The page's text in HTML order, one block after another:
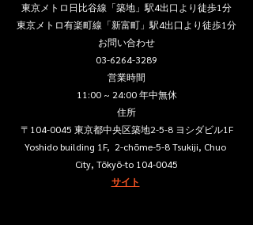
東京メトロ日比谷線「築地」駅4出口より徒歩1分
東京メトロ有楽町線「新富町」駅4出口より徒歩1分
お問い合わせ
03-6264-3289
営業時間
11:00 ~ 24:00 年中無休
住所
〒104-0045 東京都中央区築地2-5-8 ヨシダビル1F
Yoshido building 1F,  2-chōme-5-8 Tsukiji, Chuo
City, Tōkyō-to 104-0045
サイト